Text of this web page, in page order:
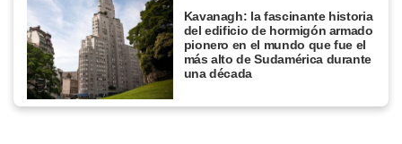
Kavanagh: la fascinante historia
del edificio de hormigón armado
pionero en el mundo que fue el
más alto de Sudamérica durante
una década